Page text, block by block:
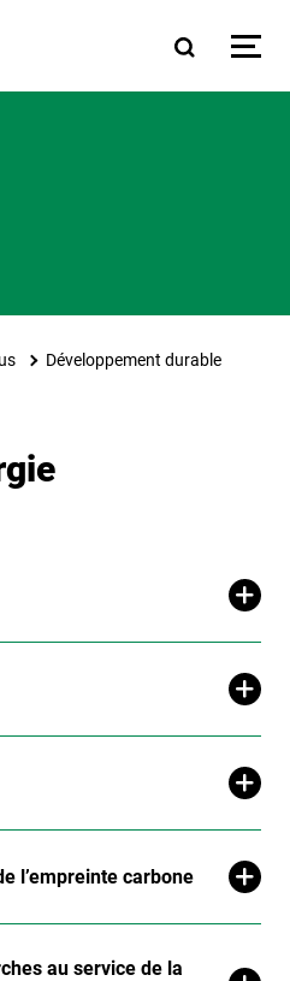
Développement durable
l’empreinte carbone
au service de la